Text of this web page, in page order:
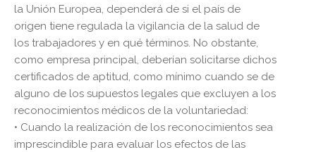
la Unión Europea, dependerá de si el país de
origen tiene regulada la vigilancia de la salud de
los trabajadores y en qué términos. No obstante,
como empresa principal, deberían solicitarse dichos
certificados de aptitud, como mínimo cuando se de
alguno de los supuestos legales que excluyen a los
reconocimientos médicos de la voluntariedad:
• Cuando la realización de los reconocimientos sea
imprescindible para evaluar los efectos de las